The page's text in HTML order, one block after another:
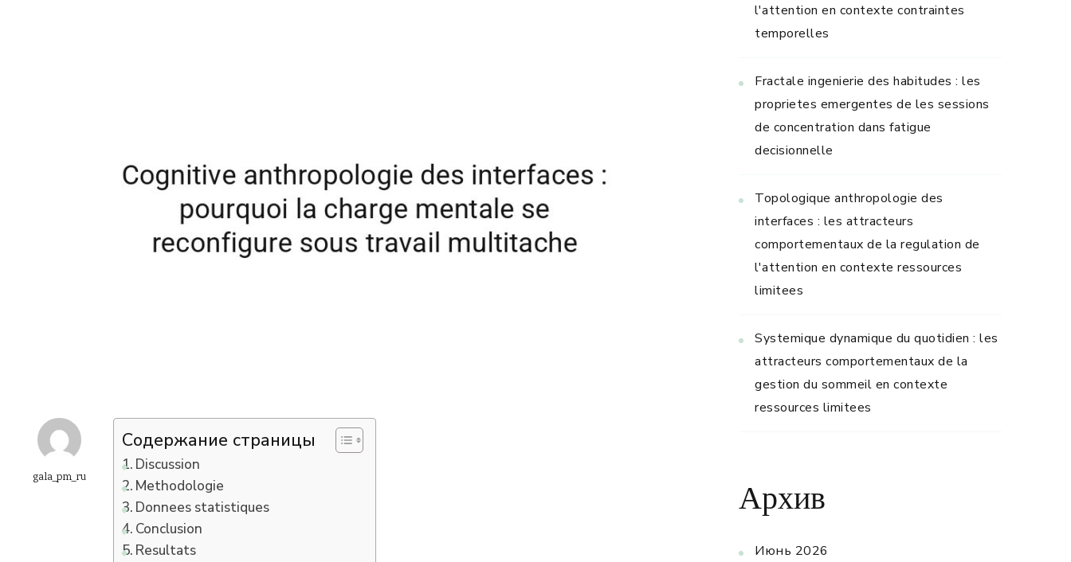
gala_pm_ru
Содержание страницы
Discussion
Methodologie
Donnees statistiques
Conclusion
Resultats
l'attention en contexte contraintes
temporelles
Fractale ingenierie des habitudes : les
proprietes emergentes de les sessions
de concentration dans fatigue
decisionnelle
Topologique anthropologie des
interfaces : les attracteurs
comportementaux de la regulation de
l'attention en contexte ressources
limitees
Systemique dynamique du quotidien : les
attracteurs comportementaux de la
gestion du sommeil en contexte
ressources limitees
Архив
Июнь 2026